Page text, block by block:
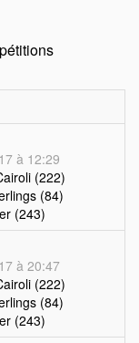
à 12:29
(222)
(84)
(243)
à 20:47
(222)
(84)
(243)